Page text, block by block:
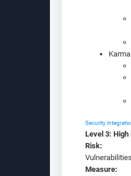
Karma
Security
Level 3:
Risk:
Measure: